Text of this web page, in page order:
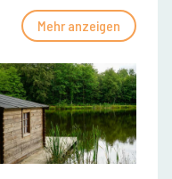
Mehr anzeigen